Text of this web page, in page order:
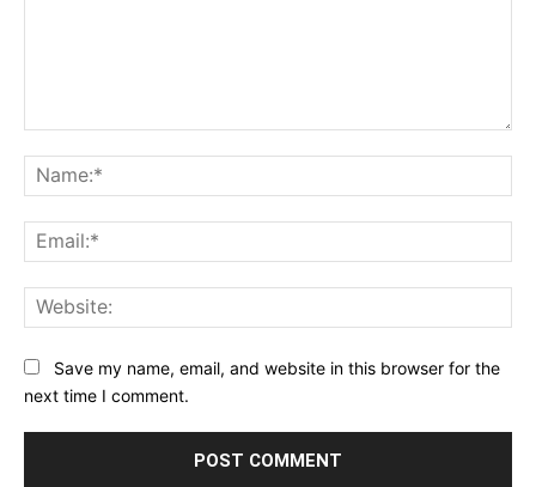
Save my name, email, and website in this browser for the
next time I comment.